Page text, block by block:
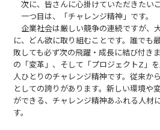
次に、皆さんに心掛けていただきたい
一つ目は、「チャレンジ精神」です。
企業社会は厳しい競争の連続ですが、
に、どん欲に取り組むことです。誰でも
敗しても必ず次の飛躍・成長に結び付き
の「変革」、そして「プロジェクトZ」
人ひとりのチャレンジ精神です。従来か
としての誇りがあります。新しい環境や
ができる、チャレンジ精神あふれる人材
す。